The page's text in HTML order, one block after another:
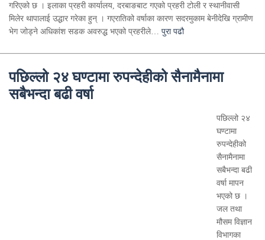
गरिएको छ । इलाका प्रहरी कार्यालय, दरबाङबाट गएको प्रहरी टोली र स्थानीवासी
मिलेर थापालाई उद्धार गरेका हुन् । गएरातिको वर्षाका कारण सदरमुकाम बेनीदेखि ग्रामीण
भेग जोड्ने अधिकांश सडक अवरुद्ध भएको प्रहरीले… पुरा पढौ
पछिल्लो २४ घण्टामा रुपन्देहीको सैनामैनामा
सबैभन्दा बढी वर्षा
पछिल्लो २४
घण्टामा
रुपन्देहीको
सैनामैनामा
सबैभन्दा बढी
वर्षा मापन
भएको छ ।
जल तथा
मौसम विज्ञान
विभागका